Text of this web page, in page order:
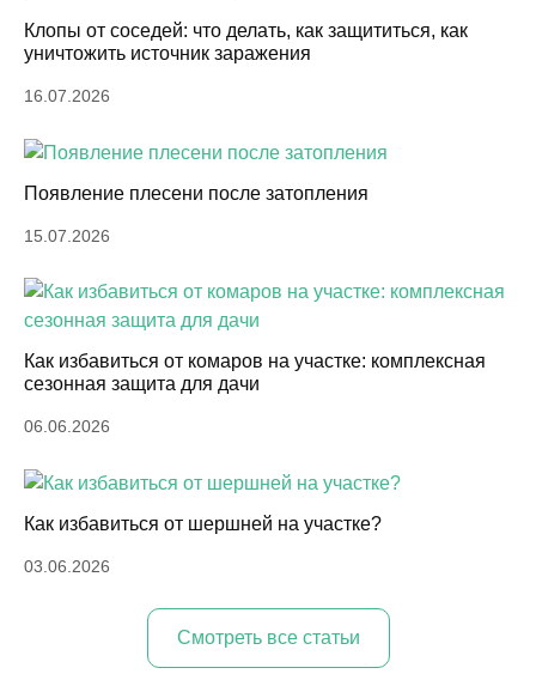
Клопы от соседей: что делать, как защититься, как
уничтожить источник заражения
16.07.2026
Появление плесени после затопления
15.07.2026
Как избавиться от комаров на участке: комплексная
сезонная защита для дачи
06.06.2026
Как избавиться от шершней на участке?
03.06.2026
Cмотреть все статьи